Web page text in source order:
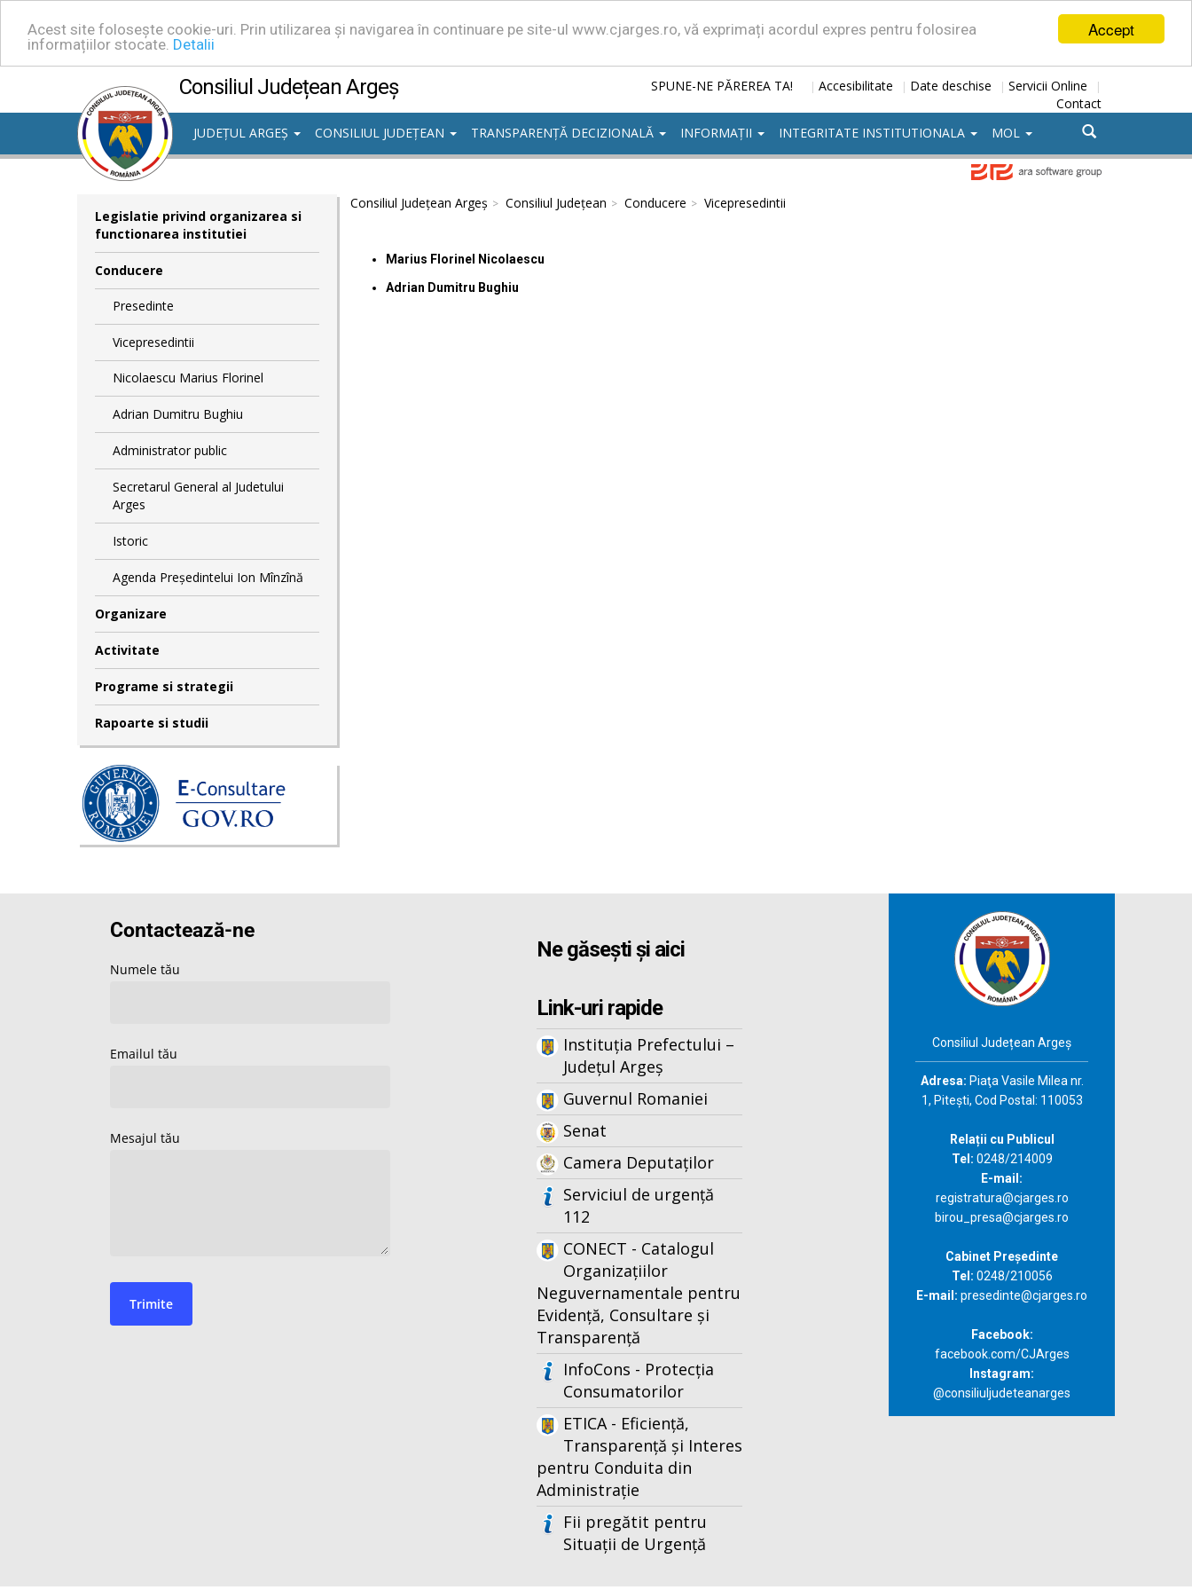
Accept
Acest site folosește cookie-uri. Prin utilizarea și navigarea în continuare pe site-ul www.cjarges.ro, vă exprimați acordul expres pentru folosirea
informațiilor stocate. Detalii
Consiliul Județean Argeș SPUNE-NE PĂREREA TA! | Accesibilitate | Date deschise | Servicii Online |
Contact
JUDEȚUL ARGEȘ
CONSILIUL JUDEȚEAN TRANSPARENȚĂ DECIZIONALĂ INFORMAȚII INTEGRITATE INSTITUTIONALA MOL
Legislatie privind organizarea si
functionarea institutiei
Conducere
Presedinte
Vicepresedintii
Nicolaescu Marius Florinel
Adrian Dumitru Bughiu
Administrator public
Secretarul General al Judetului
Arges
Istoric
Agenda Președintelui Ion Mînzînă
Organizare
Activitate
Programe si strategii
Rapoarte si studii
Consiliul Județean Argeș Consiliul Județean Conducere Vicepresedintii
Marius Florinel Nicolaescu
Adrian Dumitru Bughiu
Ne găsești și aici
Link-uri rapide
Instituția Prefectului –
Județul Argeș
Guvernul Romaniei
Senat
Camera Deputaților
Serviciul de urgență
112
CONECT - Catalogul
Organizațiilor
Neguvernamentale pentru
Evidență, Consultare și
Transparență
InfoCons - Protecția
Consumatorilor
ETICA - Eficiență,
Transparență și Interes
pentru Conduita din
Administrație
Fii pregătit pentru
Situații de Urgență
Consiliul Județean Argeș
Adresa: Piaţa Vasile Milea nr.
1, Piteşti, Cod Postal: 110053
Relații cu Publicul
Tel: 0248/214009
E-mail:
registratura@cjarges.ro
birou_presa@cjarges.ro
Cabinet Președinte
Tel: 0248/210056
E-mail: presedinte@cjarges.ro
Facebook:
facebook.com/CJArges
Instagram:
@consiliuljudeteanarges